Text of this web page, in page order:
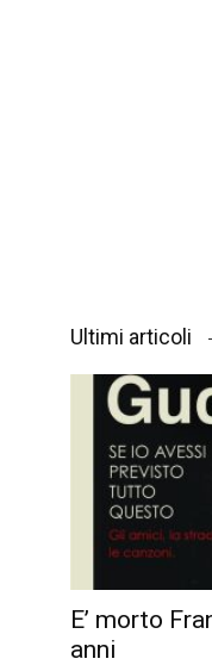
Ultimi articoli
E’ morto
anni